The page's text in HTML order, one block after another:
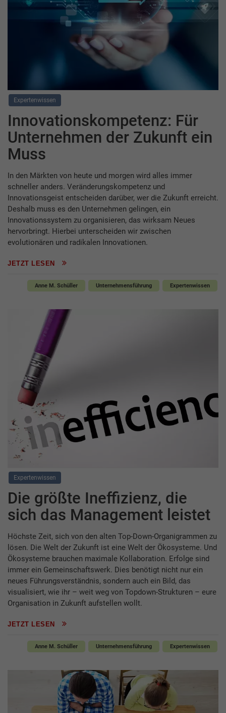
Expertenwissen
Innovationskompetenz: Für
Unternehmen der Zukunft ein
Muss
In den Märkten von heute und morgen wird alles immer
schneller anders. Veränderungskompetenz und
Innovationsgeist entscheiden darüber, wer die Zukunft erreicht.
Deshalb muss es den Unternehmen gelingen, ein
Innovationssystem zu organisieren, das wirksam Neues
hervorbringt. Hierbei unterscheiden wir zwischen
evolutionären und radikalen Innovationen.
JETZT LESEN
Anne M. Schüller Unternehmensführung Expertenwissen
Expertenwissen
Die größte Ineffizienz, die
sich das Management leistet
Höchste Zeit, sich von den alten Top-Down-Organigrammen zu
lösen. Die Welt der Zukunft ist eine Welt der Ökosysteme. Und
Ökosysteme brauchen maximale Kollaboration. Erfolge sind
immer ein Gemeinschaftswerk. Dies benötigt nicht nur ein
neues Führungsverständnis, sondern auch ein Bild, das
visualisiert, wie ihr – weit weg von Topdown-Strukturen – eure
Organisation in Zukunft aufstellen wollt.
JETZT LESEN
Anne M. Schüller Unternehmensführung Expertenwissen